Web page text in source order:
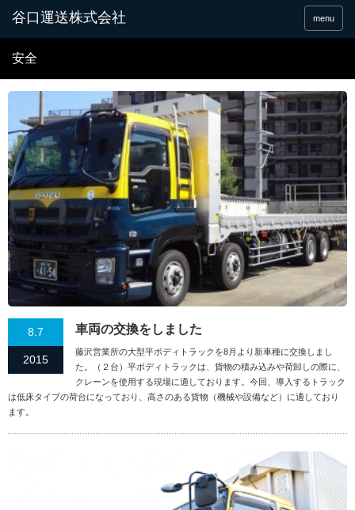
谷口運送株式会社 menu
安全
8.7
2015
車両の交換をしました
藤沢営業所の大型平ボディトラックを8月より新車種に交換しまし
た。（２台）平ボディトラックは、貨物の積み込みや荷卸しの際に、
クレーンを使用する現場に適しております。今回、導入するトラック
は低床タイプの荷台になっており、高さのある貨物（機械や設備など）に適しており
ます。